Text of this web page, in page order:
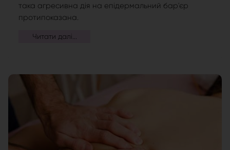
така агресивна дія на епідермальний бар'єр
протипоказана.
Читати далі...